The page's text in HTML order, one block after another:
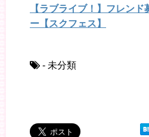
【ラブライブ！】フレンド
ー【スクフェス】
- 未分類